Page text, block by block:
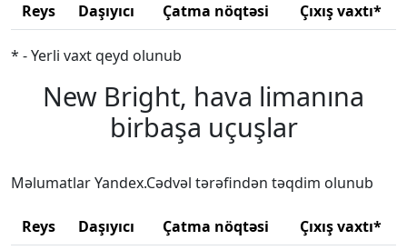
Reys Daşıyıcı Çatma nöqtəsi Çıxış vaxtı*
* - Yerli vaxt qeyd olunub
New Bright, hava limanına
birbaşa uçuşlar
Məlumatlar Yandex.Cədvəl tərəfindən təqdim olunub
Reys Daşıyıcı Çatma nöqtəsi Çıxış vaxtı*